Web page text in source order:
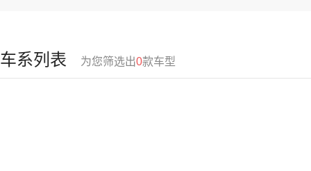
车系列表 为您筛选出0款车型